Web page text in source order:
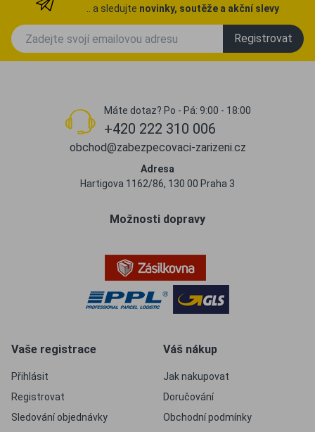
.. a sledujte novinky, soutěže a akční slevy
Registrovat
Máte dotaz? Po - Pá: 9:00 - 18:00
+420 222 310 006
obchod@zabezpecovaci-zarizeni.cz
Adresa
Hartigova 1162/86, 130 00 Praha 3
Možnosti dopravy
Vaše registrace
Přihlásit
Registrovat
Sledování objednávky
Váš nákup
Jak nakupovat
Doručování
Obchodní podmínky